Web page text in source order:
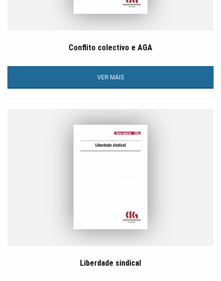
Conflito colectivo e AGA
VER MÁIS
Liberdade sindical